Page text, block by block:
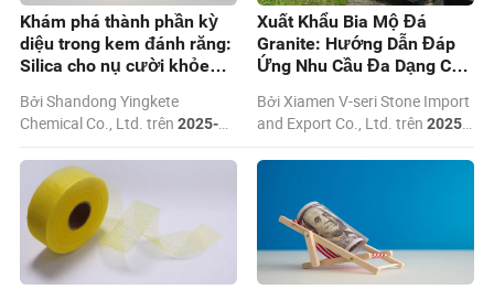
Khám phá thành phần kỳ
diệu trong kem đánh răng:
Silica cho nụ cười khỏe
Bởi Shandong Yingkete
Chemical Co., Ltd. trên2025-
05-08
Xuất Khẩu Bia Mộ Đá
Granite: Hướng Dẫn Đáp
Ứng Nhu Cầu Đa Dạng Của
Bởi Xiamen V-seri Stone Import
and Export Co., Ltd. trên2025-
04-24